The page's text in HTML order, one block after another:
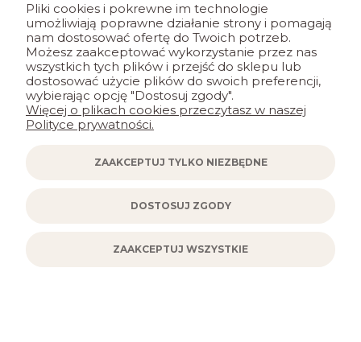
MOJE KONTO
PŁATNOŚCI I DOSTAWA
INFORMACJE
Pliki cookies i pokrewne im technologie
umożliwiają poprawne działanie strony i pomagają
nam dostosować ofertę do Twoich potrzeb.
Możesz zaakceptować wykorzystanie przez nas
wszystkich tych plików i przejść do sklepu lub
dostosować użycie plików do swoich preferencji,
wybierając opcję "Dostosuj zgody".
Więcej o plikach cookies przeczytasz w naszej
Polityce prywatności.
ZAAKCEPTUJ TYLKO NIEZBĘDNE
DOSTOSUJ ZGODY
ZAAKCEPTUJ WSZYSTKIE